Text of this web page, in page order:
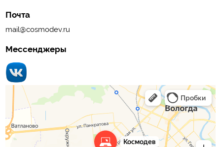
Почта
mail@cosmodev.ru
Мессенджеры